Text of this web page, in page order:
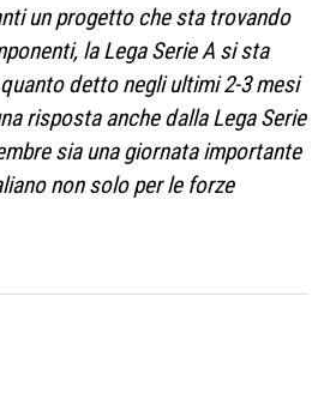
un progetto che sta trovando
la Lega Serie A si sta
detto negli ultimi 2-3 mesi
risposta anche dalla Lega Serie
sia una giornata importante
non solo per le forze